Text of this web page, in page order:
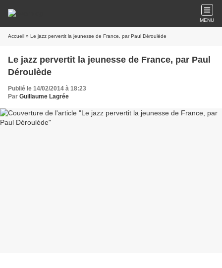
MENU
Accueil » Le jazz pervertit la jeunesse de France, par Paul Déroulède
Le jazz pervertit la jeunesse de France, par Paul
Déroulède
Publié le 14/02/2014 à 18:23
Par Guillaume Lagrée